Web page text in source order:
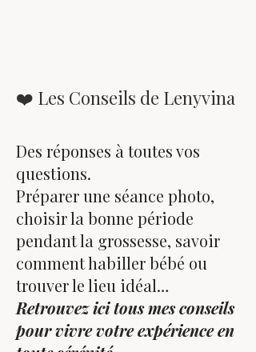
❤️ Les Conseils de Lenyvina
Des réponses à toutes vos
questions.
Préparer une séance photo,
choisir la bonne période
pendant la grossesse, savoir
comment habiller bébé ou
trouver le lieu idéal…
Retrouvez ici tous mes conseils
pour vivre votre expérience en